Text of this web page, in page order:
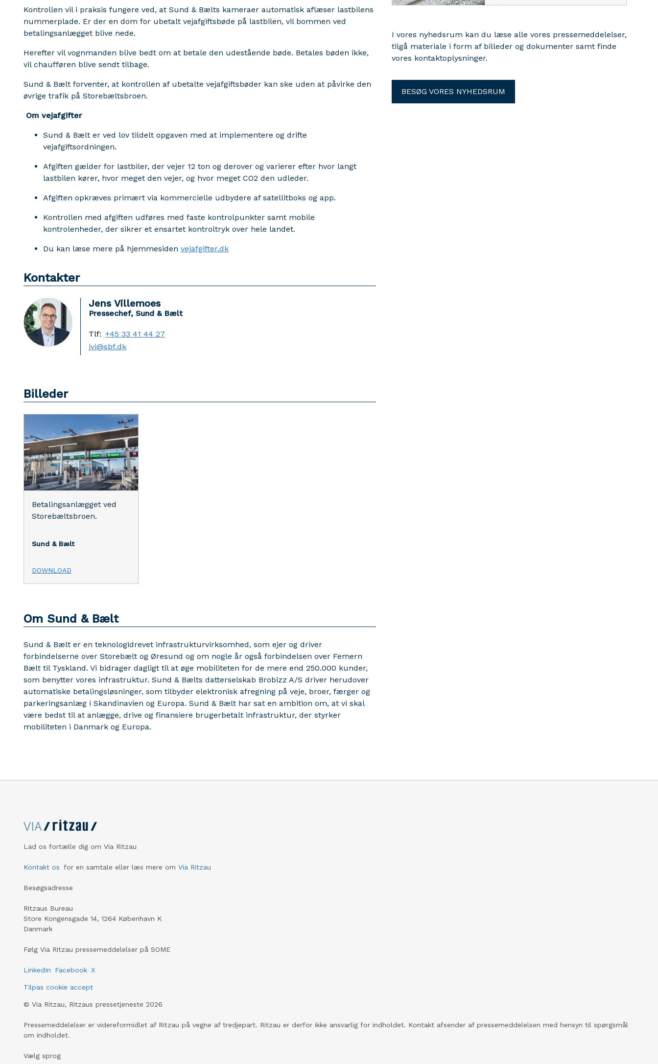
Kontrollen vil i praksis fungere ved, at Sund & Bælts kameraer automatisk aflæser lastbilens
nummerplade. Er der en dom for ubetalt vejafgiftsbøde på lastbilen, vil bommen ved
betalingsanlægget blive nede.
Herefter vil vognmanden blive bedt om at betale den udestående bøde. Betales bøden ikke,
vil chaufføren blive sendt tilbage.
Sund & Bælt forventer, at kontrollen af ubetalte vejafgiftsbøder kan ske uden at påvirke den
øvrige trafik på Storebæltsbroen.
Om vejafgifter
Sund & Bælt er ved lov tildelt opgaven med at implementere og drifte
vejafgiftsordningen.
Afgiften gælder for lastbiler, der vejer 12 ton og derover og varierer efter hvor langt
lastbilen kører, hvor meget den vejer, og hvor meget CO2 den udleder.
Afgiften opkræves primært via kommercielle udbydere af satellitboks og app.
Kontrollen med afgiften udføres med faste kontrolpunkter samt mobile
kontrolenheder, der sikrer et ensartet kontroltryk over hele landet.
Du kan læse mere på hjemmesiden vejafgifter.dk
Kontakter
Jens Villemoes
Pressechef, Sund & Bælt
Tlf: +45 33 41 44 27
jvi@sbf.dk
Billeder
Betalingsanlægget ved
Storebæltsbroen.
Sund & Bælt
DOWNLOAD
Om Sund & Bælt
Sund & Bælt er en teknologidrevet infrastrukturvirksomhed, som ejer og driver
forbindelserne over Storebælt og Øresund og om nogle år også forbindelsen over Femern
Bælt til Tyskland. Vi bidrager dagligt til at øge mobiliteten for de mere end 250.000 kunder,
som benytter vores infrastruktur. Sund & Bælts datterselskab Brobizz A/S driver herudover
automatiske betalingsløsninger, som tilbyder elektronisk afregning på veje, broer, færger og
parkeringsanlæg i Skandinavien og Europa. Sund & Bælt har sat en ambition om, at vi skal
være bedst til at anlægge, drive og finansiere brugerbetalt infrastruktur, der styrker
mobiliteten i Danmark og Europa.
Storebælt opgraderer Sund & Bælt i
af otte sporskifter og betyder, at
togtrafikken over Storebælt bliver
I vores nyhedsrum kan du læse alle vores pressemeddelelser,
tilgå materiale i form af billeder og dokumenter samt finde
vores kontaktoplysninger.
BESØG VORES NYHEDSRUM
Lad os fortælle dig om Via Ritzau
Kontakt os for en samtale eller læs mere om Via Ritzau
Besøgsadresse
Ritzaus Bureau
Store Kongensgade 14, 1264 København K
Danmark
Følg Via Ritzau pressemeddelelser på SOME
LinkedIn Facebook X
Tilpas cookie accept
© Via Ritzau, Ritzaus pressetjeneste 2026
Pressemeddelelser er videreformidlet af Ritzau på vegne af tredjepart. Ritzau er derfor ikke ansvarlig for indholdet. Kontakt afsender af pressemeddelelsen med hensyn til spørgsmål
om indholdet.
Vælg sprog